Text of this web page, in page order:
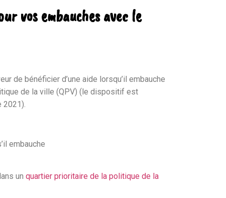
vos embauches avec le
de bénéficier d’une aide lorsqu’il embauche
de la ville (QPV) (le dispositif est
2021).
embauche
un quartier prioritaire de la politique de la